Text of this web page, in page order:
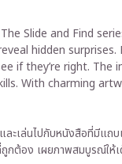
Slide and Find
hidden
if they’re right. The
With charming
ละเล่นไปกับหนังสือที่มีแ
ต้อง เผยภาพสมบูรณ์ให้